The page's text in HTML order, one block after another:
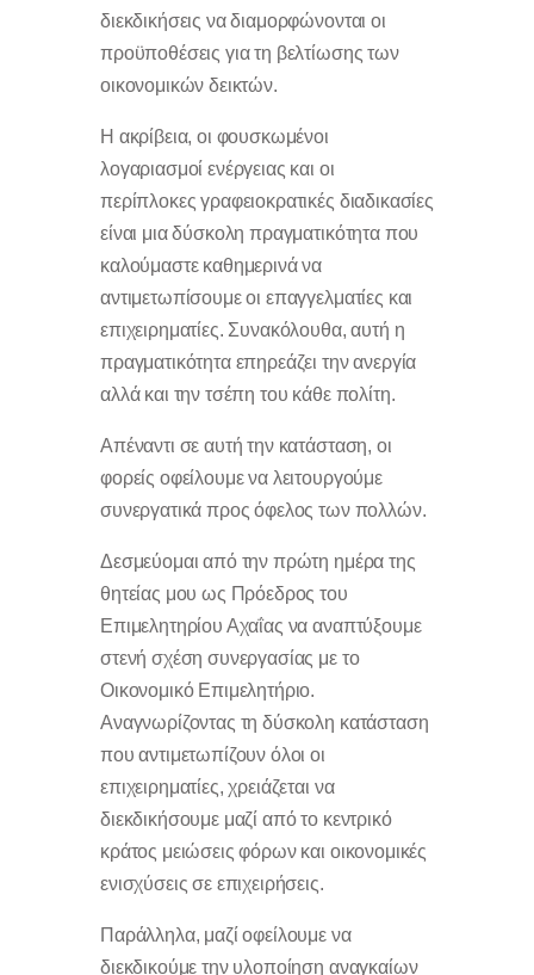
διεκδικήσεις να διαμορφώνονται οι
προϋποθέσεις για τη βελτίωσης των
οικονομικών δεικτών.
Η ακρίβεια, οι φουσκωμένοι
λογαριασμοί ενέργειας και οι
περίπλοκες γραφειοκρατικές διαδικασίες
είναι μια δύσκολη πραγματικότητα που
καλούμαστε καθημερινά να
αντιμετωπίσουμε οι επαγγελματίες και
επιχειρηματίες. Συνακόλουθα, αυτή η
πραγματικότητα επηρεάζει την ανεργία
αλλά και την τσέπη του κάθε πολίτη.
Απέναντι σε αυτή την κατάσταση, οι
φορείς οφείλουμε να λειτουργούμε
συνεργατικά προς όφελος των πολλών.
Δεσμεύομαι από την πρώτη ημέρα της
θητείας μου ως Πρόεδρος του
Επιμελητηρίου Αχαΐας να αναπτύξουμε
στενή σχέση συνεργασίας με το
Οικονομικό Επιμελητήριο.
Αναγνωρίζοντας τη δύσκολη κατάσταση
που αντιμετωπίζουν όλοι οι
επιχειρηματίες, χρειάζεται να
διεκδικήσουμε μαζί από το κεντρικό
κράτος μειώσεις φόρων και οικονομικές
ενισχύσεις σε επιχειρήσεις.
Παράλληλα, μαζί οφείλουμε να
διεκδικούμε την υλοποίηση αναγκαίων